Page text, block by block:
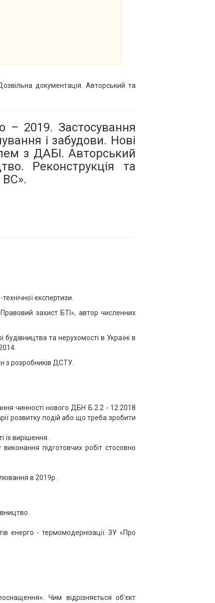
документація. Авторський та
– 2019. Застосування
і забудови. Нові
з ДАБI. Авторський
Реконструкція та
ВС».
експертизи.
захист БТІ», автор численних
та нерухомості в Україні в
з розробників ДСТУ.
чинності нового ДБН Б.2.2 - 12:2018
розвитку подій або що треба зробити
вирішення.
підготовчих робіт стосовно
в 2019р.
енерго - термомодернізації. ЗУ «Про
Чим відрізняється об’єкт